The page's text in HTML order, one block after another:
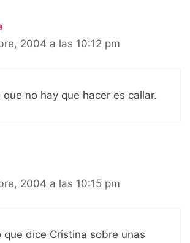
2004 a las 10:12 pm
que no hay que hacer es callar.
2004 a las 10:15 pm
que dice Cristina sobre unas